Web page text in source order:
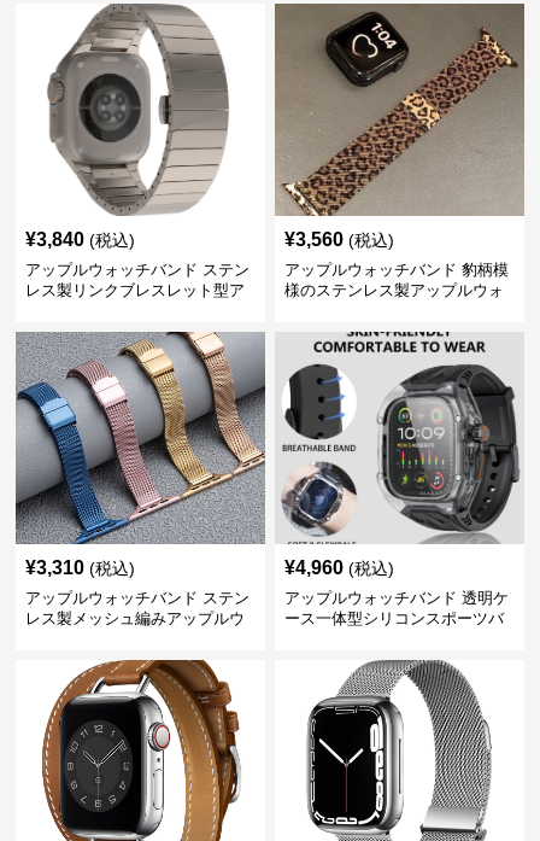
¥3,840 (税込)
アップルウォッチバンド ステン
レス製リンクブレスレット型ア
¥3,560 (税込)
アップルウォッチバンド 豹柄模
様のステンレス製アップルウォ
¥3,310 (税込)
アップルウォッチバンド ステン
レス製メッシュ編みアップルウ
¥4,960 (税込)
アップルウォッチバンド 透明ケ
ース一体型シリコンスポーツバ